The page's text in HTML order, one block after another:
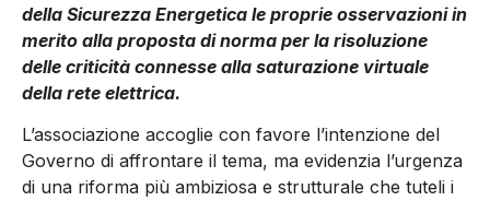
della Sicurezza Energetica le proprie osservazioni in
merito alla proposta di norma per la risoluzione
delle criticità connesse alla saturazione virtuale
della rete elettrica.
L’associazione accoglie con favore l’intenzione del
Governo di affrontare il tema, ma evidenzia l’urgenza
di una riforma più ambiziosa e strutturale che tuteli i